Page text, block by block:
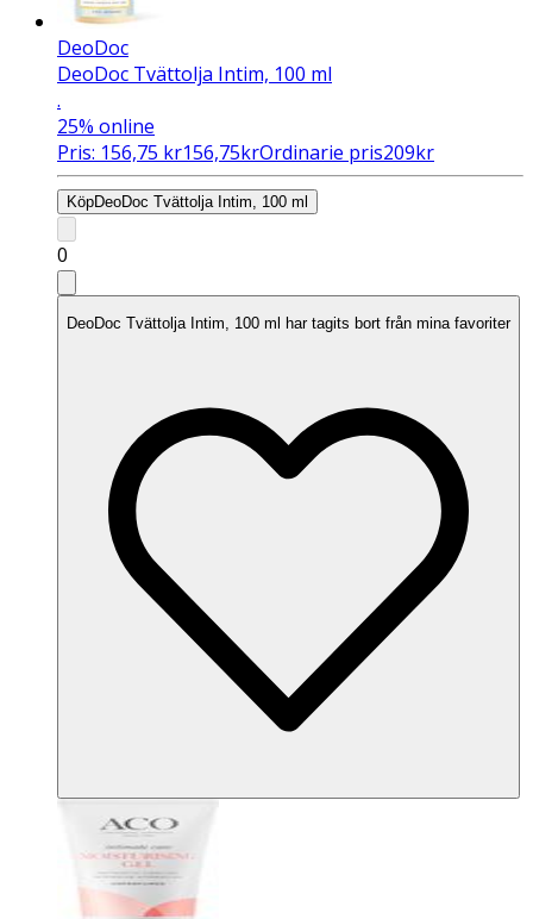
DeoDoc
DeoDoc Tvättolja Intim, 100 ml
.
25% online
Pris: 156,75 kr156,75krOrdinarie pris209kr
KöpDeoDoc Tvättolja Intim, 100 ml
0
DeoDoc Tvättolja Intim, 100 ml har tagits bort från mina favoriter